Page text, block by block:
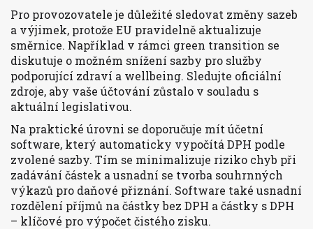
Pro provozovatele je důležité sledovat změny sazeb
a výjimek, protože EU pravidelně aktualizuje
směrnice. Například v rámci green transition se
diskutuje o možném snížení sazby pro služby
podporující zdraví a wellbeing. Sledujte oficiální
zdroje, aby vaše účtování zůstalo v souladu s
aktuální legislativou.
Na praktické úrovni se doporučuje mít účetní
software, který automaticky vypočítá DPH podle
zvolené sazby. Tím se minimalizuje riziko chyb při
zadávání částek a usnadní se tvorba souhrnných
výkazů pro daňové přiznání. Software také usnadní
rozdělení příjmů na částky bez DPH a částky s DPH
– klíčové pro výpočet čistého zisku.